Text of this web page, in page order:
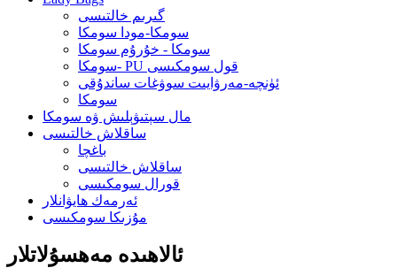
گىرىم خالتىسى
سومكا-مودا سومكا
سومكا - خۇرۇم سومكا
سومكا- PU قول سومكىسى
ئۈنچە-مەرۋايىت سوۋغات ساندۇقى
سومكا
مال سېتىۋېلىش ۋە سومكا
ساقلاش خالتىسى
باغچا
ساقلاش خالتىسى
قورال سومكىسى
ئەرمەك ھايۋانلار
مۇزىكا سومكىسى
ئالاھىدە مەھسۇلاتلار